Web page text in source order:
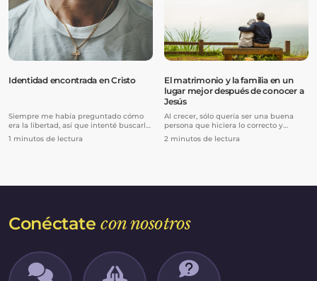
Identidad encontrada en Cristo
Siempre me había preguntado cómo
era la libertad, así que intenté buscarla
en muchos sitios, pero nunca pude
encontrarla.
1 minutos de lectura
El matrimonio y la familia en un
lugar mejor después de conocer a
Jesús
Al crecer, sólo quería ser una buena
persona que hiciera lo correcto y
evitará hacer cosas malas. Me casé y
tuve dos hijos. Pero mi marido y yo
universidad. Como resultado, luché con
muy mal genio, estrés y pensamientos
2 minutos de lectura
Conéctatecon nosotros